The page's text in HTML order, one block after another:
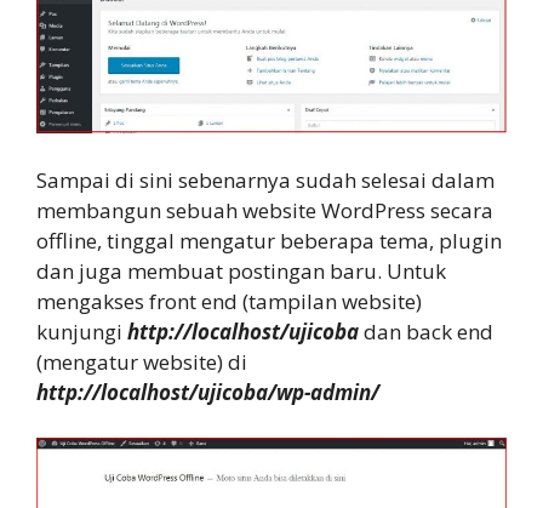
Sampai di sini sebenarnya sudah selesai dalam
membangun sebuah website WordPress secara
offline, tinggal mengatur beberapa tema, plugin
dan juga membuat postingan baru. Untuk
mengakses front end (tampilan website)
kunjungi http://localhost/ujicobadan back end
(mengatur website) di
http://localhost/ujicoba/wp-admin/